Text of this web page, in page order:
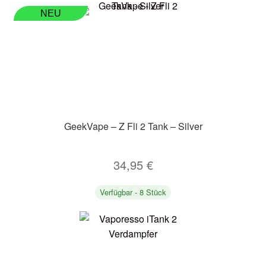
NEU
GeekVape – Z Fli 2 Tank – Silver
34,95 €
Verfügbar - 8 Stück